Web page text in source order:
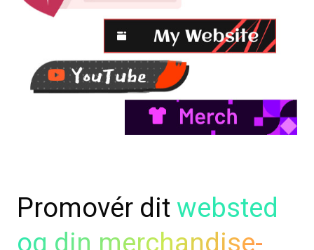
Promovér dit websted
og din merchandise-